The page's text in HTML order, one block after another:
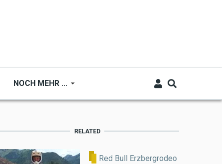
NOCH MEHR ...
RELATED
Red Bull Erzbergrodeo